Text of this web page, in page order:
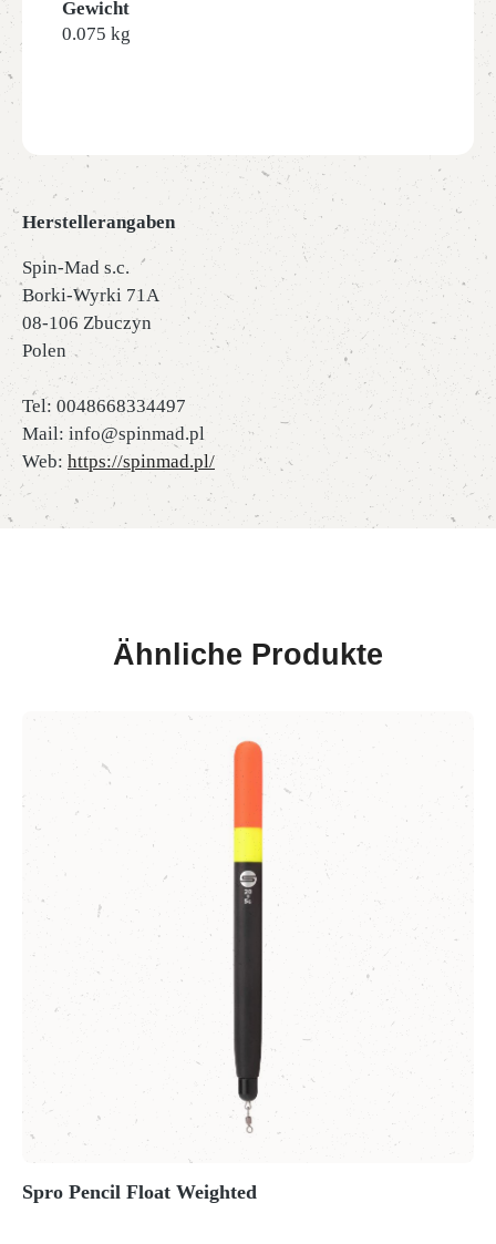
Gewicht
0.075 kg
Herstellerangaben
Spin-Mad s.c.
Borki-Wyrki 71A
08-106 Zbuczyn
Polen
Tel: 0048668334497
Mail: info@spinmad.pl
Web: https://spinmad.pl/
Ähnliche Produkte
Produktgalerie überspringen
Spro Pencil Float Weighted